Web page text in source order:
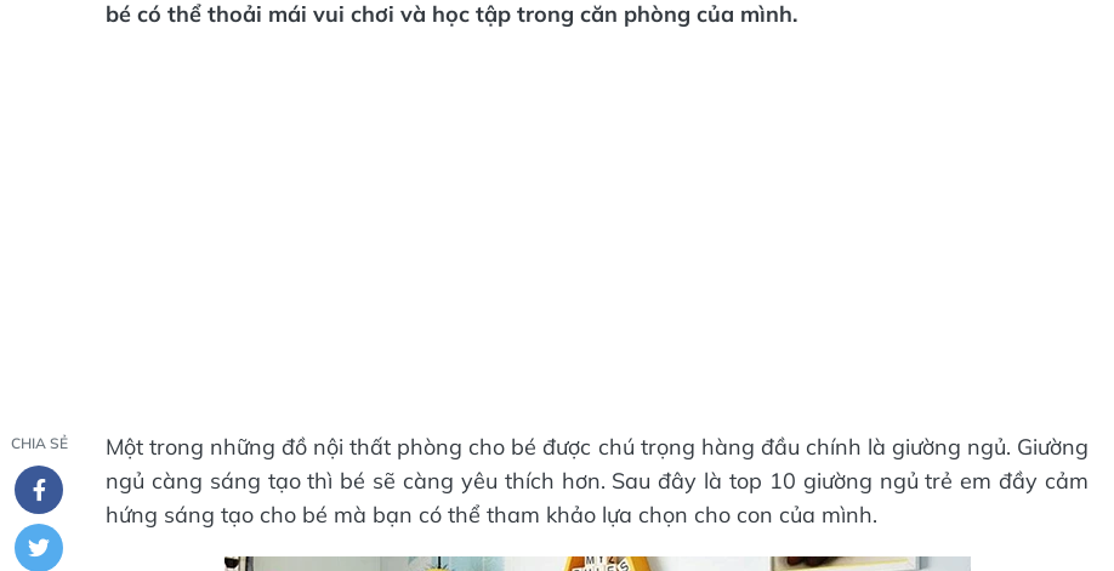
bé có thể thoải mái vui chơi và học tập trong căn phòng của mình.
CHIA SẺ
Một trong những đồ nội thất phòng cho bé được chú trọng hàng đầu chính là giường ngủ. Giường
ngủ càng sáng tạo thì bé sẽ càng yêu thích hơn. Sau đây là top 10 giường ngủ trẻ em đầy cảm
hứng sáng tạo cho bé mà bạn có thể tham khảo lựa chọn cho con của mình.